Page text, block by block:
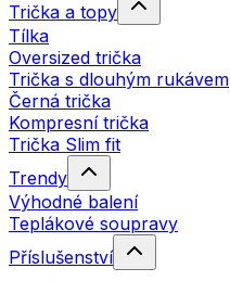
Trička a topy
Tílka
Oversized trička
Trička s dlouhým rukávem
Černá trička
Kompresní trička
Trička Slim fit
Trendy
Výhodné balení
Teplákové soupravy
Příslušenství